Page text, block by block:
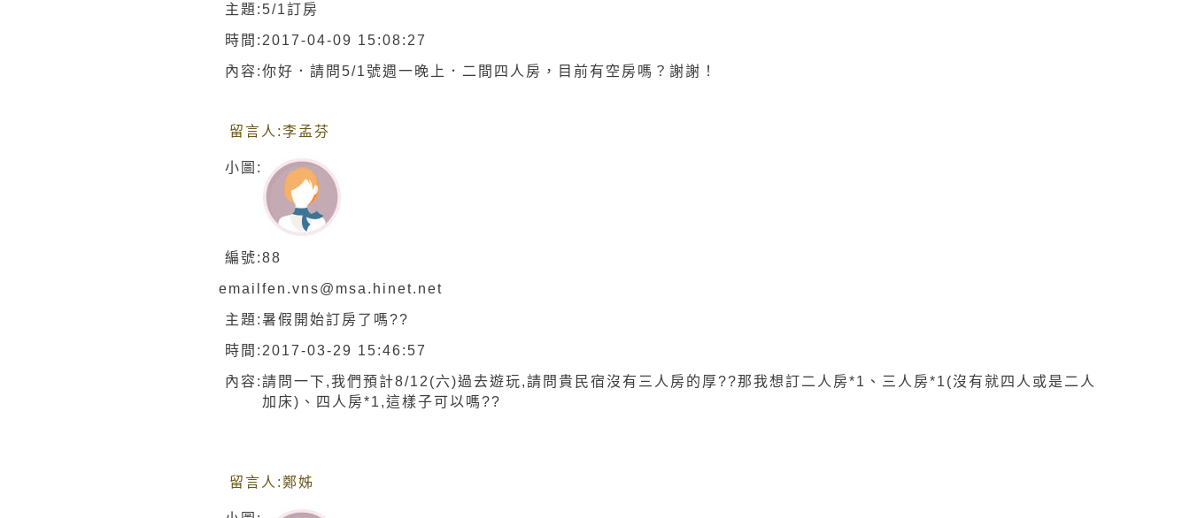
主題:5/1訂房
時間: 2017-04-09 15:08:27
內容:你好．請問5/1號週一晚上．二間四人房，目前有空房嗎？謝謝！
留言人:李孟芬
小圖:
編號:88
email fen.vns@msa.hinet.net
主題:暑假開始訂房了嗎??
時間: 2017-03-29 15:46:57
內容:請問一下,我們預計8/12(六)過去遊玩,請問貴民宿沒有三人房的厚??那我想訂二人房*1、三人房*1(沒有就四人或是二人
加床)、四人房*1,這樣子可以嗎??
留言人:鄭姊